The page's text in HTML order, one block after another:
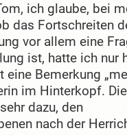
ich glaube, bei
das Fortschreiten
vor allem eine
ist, hatte ich nur
eine Bemerkung
im Hinterkopf.
dazu, den
nach der